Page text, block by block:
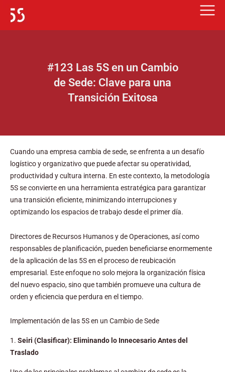
#123 Las 5S en un Cambio
de Sede: Clave para una
Transición Exitosa
Cuando una empresa cambia de sede, se enfrenta a un desafío
logístico y organizativo que puede afectar su operatividad,
productividad y cultura interna. En este contexto, la metodología
5S se convierte en una herramienta estratégica para garantizar
una transición eficiente, minimizando interrupciones y
optimizando los espacios de trabajo desde el primer día.
Directores de Recursos Humanos y de Operaciones, así como
responsables de planificación, pueden beneficiarse enormemente
de la aplicación de las 5S en el proceso de reubicación
empresarial. Este enfoque no solo mejora la organización física
del nuevo espacio, sino que también promueve una cultura de
orden y eficiencia que perdura en el tiempo.
Implementación de las 5S en un Cambio de Sede
1. Seiri (Clasificar): Eliminando lo Innecesario Antes del
Traslado